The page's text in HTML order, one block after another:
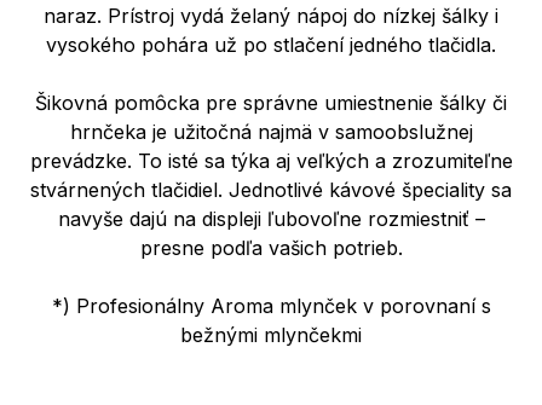
naraz. Prístroj vydá želaný nápoj do nízkej šálky i
vysokého pohára už po stlačení jedného tlačidla.
Šikovná pomôcka pre správne umiestnenie šálky či
hrnčeka je užitočná najmä v samoobslužnej
prevádzke. To isté sa týka aj veľkých a zrozumiteľne
stvárnených tlačidiel. Jednotlivé kávové špeciality sa
navyše dajú na displeji ľubovoľne rozmiestniť –
presne podľa vašich potrieb.
*) Profesionálny Aroma mlynček v porovnaní s
bežnými mlynčekmi